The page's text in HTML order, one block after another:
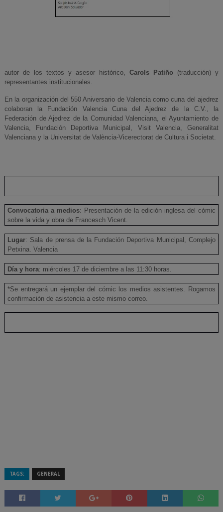
autor de los textos y asesor histórico,Carols Patiño (traducción) y
representantes institucionales.
En la organización del 550 Aniversario de Valencia como cuna del ajedrez
colaboran la Fundación Valencia Cuna del Ajedrez de la C.V., la
Federación de Ajedrez de la Comunidad Valenciana, el Ayuntamiento de
Valencia, Fundación Deportiva Municipal, Visit Valencia, Generalitat
Valenciana y la Universitat de València-Vicerectorat de Cultura i Societat.
Convocatoria a medios: Presentación de la edición inglesa del cómic
sobre la vida y obra de Francesch Vicent.
Lugar: Sala de prensa de la Fundación Deportiva Municipal, Complejo
Petxina. Valencia
Día y hora: miércoles 17 de diciembre a las 11:30 horas.
*Se entregará un ejemplar del cómic los medios asistentes. Rogamos
confirmación de asistencia a este mismo correo.
TAGS: GENERAL